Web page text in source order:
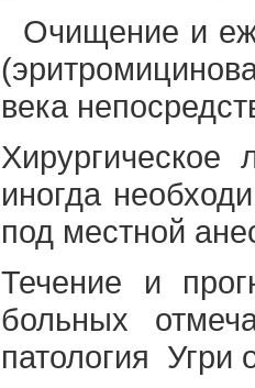
Очищение и
века
Хирургическое
иногда
под местной
Течение и
больных
патология Угри